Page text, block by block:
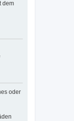
dem
oder